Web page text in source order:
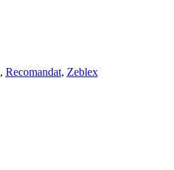
, Recomandat, Zeblex